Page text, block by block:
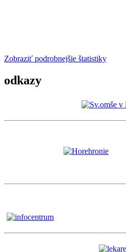
Zobraziť podrobnejšie štatistiky
odkazy